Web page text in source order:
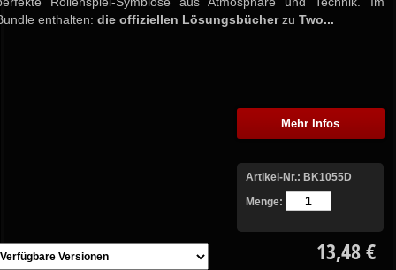
enthalten:die offiziellen LösungsbücherzuTwo...
Mehr Infos
Artikel-Nr.: BK1055D
Menge:
13,48 €